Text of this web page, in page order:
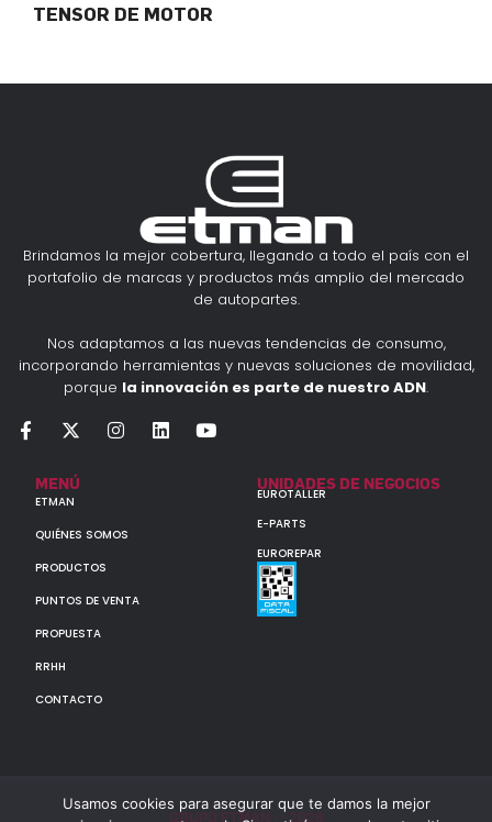
TENSOR DE MOTOR
Brindamos la mejor cobertura, llegando a todo el país con el
portafolio de marcas y productos más amplio del mercado
de autopartes.
Nos adaptamos a las nuevas tendencias de consumo,
incorporando herramientas y nuevas soluciones de movilidad,
porque la innovación es parte de nuestro ADN.
MENÚ
ETMAN
QUIÉNES SOMOS
PRODUCTOS
PUNTOS DE VENTA
PROPUESTA
RRHH
CONTACTO
UNIDADES DE NEGOCIOS
EUROTALLER
E-PARTS
EUROREPAR
GRUPO ETMAN : : 2026
Usamos cookies para asegurar que te damos la mejor